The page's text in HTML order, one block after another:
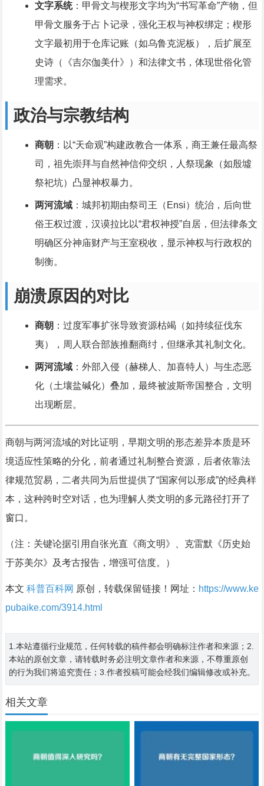
文字系统：甲骨文与楔形文字均为“书写革命”产物，但
甲骨文服务于占卜记录，强化王权与神权绑定；楔形
文字最初用于仓库记账（如乌鲁克泥板），后扩展至
史诗（《吉尔伽美什》）和法律文书，体现世俗化管
理需求。
政治与宗教结构
商朝 ：以“天命观”构建政教合一体系，商王兼任最高祭
司，祖先崇拜与自然神信仰交织，人祭现象（如殷墟
祭祀坑）凸显神权暴力。
两河流域：城邦初期由祭司王（Ensi）统治，后向世
俗王权过渡，汉谟拉比以“君权神授”自居，但法律条文
明确区分神庙财产与王室税收，显示神权与行政权的
制衡。
崩溃原因的对比
商朝 ：过度军事扩张导致资源枯竭（如持续征伐东
夷），周人联合部族推翻商纣，但继承其礼制文化。
两河流域：外部入侵（赫梯人、加喜特人）与生态恶
化（土壤盐碱化）叠加，最终被波斯帝国整合，文明
出现断层。
商朝与两河流域的对比证明，早期文明的形态差异本质是环
境适应性策略的分化，前者通过礼制整合资源，后者依靠法
律规范贸易，二者共同为后世提供了“国家何以形成”的经典样
本，这种跨时空对话，也为理解人类文明的多元路径打开了
窗口。
（注：关键论据引用自张光直《商文明》、克雷默《历史始
于苏美尔》及考古报告，增强可信度。）
本文 科普百科网 原创，转载保留链接！网址： https://www.ke
pubaike.com/3914.html
1.本站遵循行业规范，任何转载的稿件都会明确标注作者和来源；2.
本站的原创文章，请转载时务必注明文章作者和来源，不尊重原创
的行为我们将追究责任；3.作者投稿可能会经我们编辑修改或补充。
相关文章